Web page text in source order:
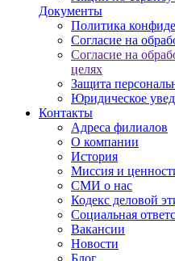
Документы
Политика
Согласие на
Согласие на
целях
Защита
Юридическое
Контакты
Адреса филиалов
О компании
История
Миссия и
СМИ о нас
Кодекс деловой
Социальная
Вакансии
Новости
Блог